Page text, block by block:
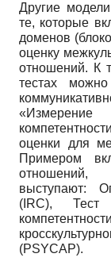
Другие
те, которые
доменов
оценку
отношений. К
тестах
«Измерение
оценки для
Примером
отношений,
выступают:
(IRC), Тест
(PSYCAP).